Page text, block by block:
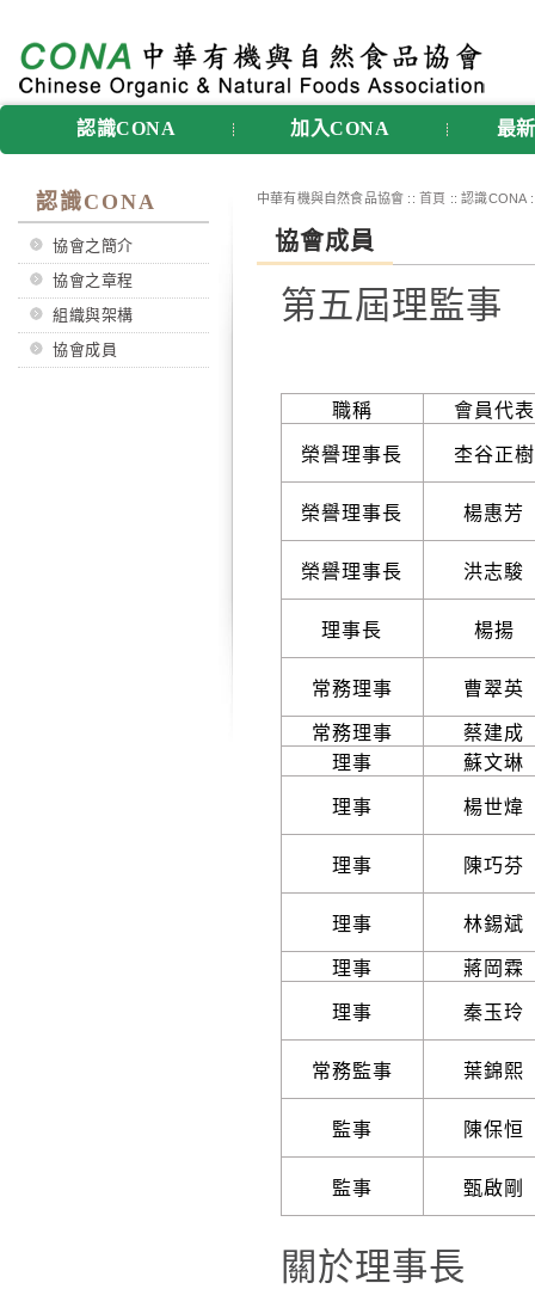
認識CONA 加入CONA 最
認識CONA
協會之簡介
協會之章程
組織與架構
協會成員
中華有機與自然食品協會 :: 首頁 :: 認識CONA
協會成員
第五屆理監事
職稱 會員代表
榮譽理事長 杢谷正樹
榮譽理事長 楊惠芳
榮譽理事長 洪志駿
理事長 楊揚
常務理事 曹翠英
常務理事
蔡建成
理事
蘇文琳
理事 楊世煒
理事 陳巧芬
理事 林錫斌
理事 蔣岡霖
理事 秦玉玲
常務監事 葉錦熙
監事 陳保恒
監事 甄啟剛
關於理事長